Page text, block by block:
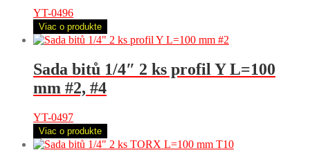
YT-0496
Viac o produkte
Sada bitů 1/4″ 2 ks profil Y L=100
mm #2, #4
YT-0497
Viac o produkte